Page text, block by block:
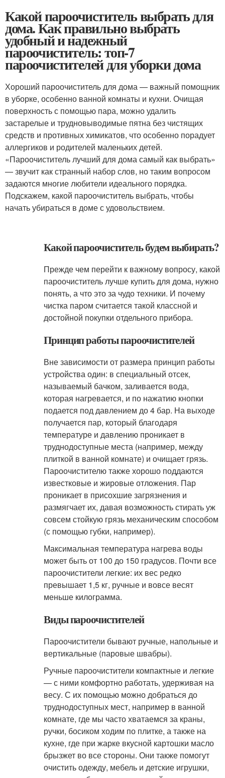
Какой пароочиститель выбрать для
дома. Как правильно выбрать
удобный и надежный
пароочиститель: топ-7
пароочистителей для уборки дома
Хороший пароочиститель для дома — важный помощник
в уборке, особенно ванной комнаты и кухни. Очищая
поверхность с помощью пара, можно удалить
застарелые и трудновыводимые пятна без чистящих
средств и противных химикатов, что особенно порадует
аллергиков и родителей маленьких детей.
«Пароочиститель лучший для дома самый как выбрать»
— звучит как странный набор слов, но таким вопросом
задаются многие любители идеального порядка.
Подскажем, какой пароочиститель выбрать, чтобы
начать убираться в доме с удовольствием.
Какой пароочиститель будем выбирать?
Прежде чем перейти к важному вопросу, какой
пароочиститель лучше купить для дома, нужно
понять, а что это за чудо техники. И почему
чистка паром считается такой классной и
достойной покупки отдельного прибора.
Принцип работы пароочистителей
Вне зависимости от размера принцип работы
устройства один: в специальный отсек,
называемый бачком, заливается вода,
которая нагревается, и по нажатию кнопки
подается под давлением до 4 бар. На выходе
получается пар, который благодаря
температуре и давлению проникает в
труднодоступные места (например, между
плиткой в ванной комнате) и очищает грязь.
Пароочистителю также хорошо поддаются
известковые и жировые отложения. Пар
проникает в присохшие загрязнения и
размягчает их, давая возможность стирать уж
совсем стойкую грязь механическим способом
(с помощью губки, например).
Максимальная температура нагрева воды
может быть от 100 до 150 градусов. Почти все
пароочистители легкие: их вес редко
превышает 1,5 кг, ручные и вовсе весят
меньше килограмма.
Виды пароочистителей
Пароочистители бывают ручные, напольные и
вертикальные (паровые швабры).
Ручные пароочистители компактные и легкие
— с ними комфортно работать, удерживая на
весу. С их помощью можно добраться до
труднодоступных мест, например в ванной
комнате, где мы часто хватаемся за краны,
ручки, босиком ходим по плитке, а также на
кухне, где при жарке вкусной картошки масло
брызжет во все стороны. Они также помогут
очистить одежду, мебель и детские игрушки,